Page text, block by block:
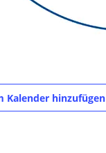
Kalender hinzufügen